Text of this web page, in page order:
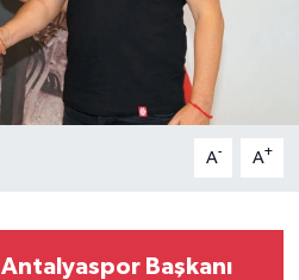
A- A+
Antalyaspor Başkanı